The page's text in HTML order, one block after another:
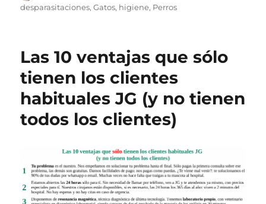
el
desparasitaciones,Gatos, higiene, Perros
Las 10 ventajas que sólo
tienen los clientes
habituales JG (y no tienen
todos los clientes)